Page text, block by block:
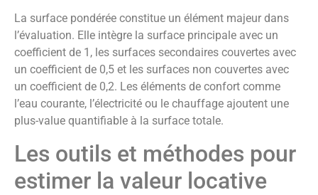
La surface pondérée constitue un élément majeur dans
l’évaluation. Elle intègre la surface principale avec un
coefficient de 1, les surfaces secondaires couvertes avec
un coefficient de 0,5 et les surfaces non couvertes avec
un coefficient de 0,2. Les éléments de confort comme
l’eau courante, l’électricité ou le chauffage ajoutent une
plus-value quantifiable à la surface totale.
Les outils et méthodes pour
estimer la valeur locative